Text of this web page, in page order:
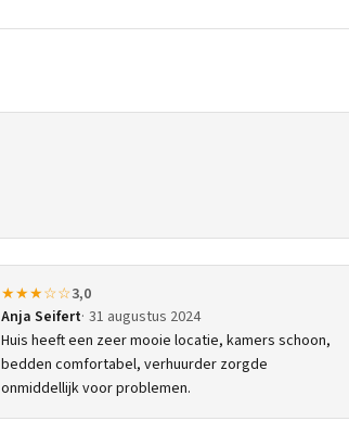
★★★☆☆3,0
Anja Seifert 31 augustus 2024
Huis heeft een zeer mooie locatie, kamers schoon,
bedden comfortabel, verhuurder zorgde
onmiddellijk voor problemen.